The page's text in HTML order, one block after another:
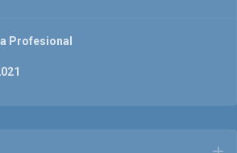
Profesional